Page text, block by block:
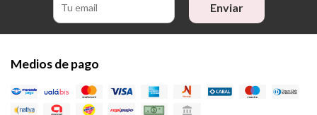
Enviar
Medios de pago